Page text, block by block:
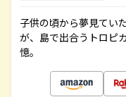
子供の頃から夢見てい
が、島で出合うトロピ
憶。